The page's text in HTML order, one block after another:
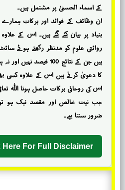
کے اسماء الحسنیٰ پر مشتمل ہیں۔
ان وظائف کے فوائد اور برکات ہمارے
بنیاد پر بیان کئے گئے ہیں۔ اس کے
روائتی علوم کو مدنظر رکھتے ہوئے
ہیں جن کے نتائج 100
کا دعویٰ کرتے ہیں اس کے علاوہ کسی
اس کی روحانی برکات حاصل ہونا اللہ
جب نیت خالص اور مقصد نیک ہو تو
ضرور سنتا ہے۔
For Full Disclaimer 👉